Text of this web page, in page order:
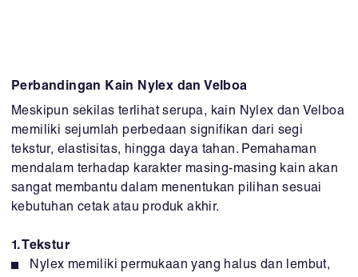
Perbandingan Kain Nylex dan Velboa
Meskipun sekilas terlihat serupa, kain Nylex dan Velboa
memiliki sejumlah perbedaan signifikan dari segi
tekstur, elastisitas, hingga daya tahan. Pemahaman
mendalam terhadap karakter masing-masing kain akan
sangat membantu dalam menentukan pilihan sesuai
kebutuhan cetak atau produk akhir.
1. Tekstur
Nylex memiliki permukaan yang halus dan lembut,